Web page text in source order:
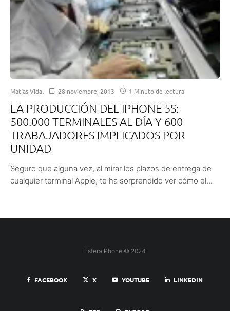
Matías Vidal 28 noviembre, 2013 1 Minuto de lectura
LA PRODUCCIÓN DEL IPHONE 5S:
500.000 TERMINALES AL DÍA Y 600
TRABAJADORES IMPLICADOS POR
UNIDAD
Seguro que alguna vez, al mirar los plazos de entrega de
cualquier terminal Apple, te ha sorprendido ver cómo el...
EsferaiPhone © 2024
FACEBOOK X YOUTUBE LINKEDIN